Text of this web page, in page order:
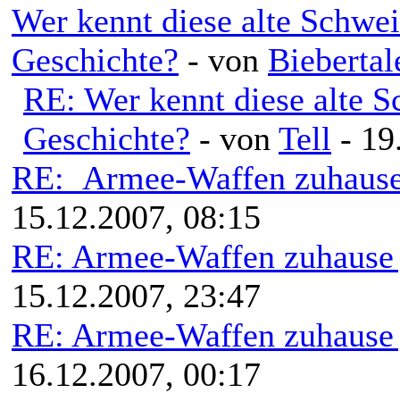
Wer kennt diese alte
Geschichte? - von
RE: Wer kennt diese alte
Geschichte? - von Tell -
RE: Armee-Waffen
15.12.2007, 08:15
RE: Armee-Waffen
15.12.2007, 23:47
RE: Armee-Waffen
16.12.2007, 00:17